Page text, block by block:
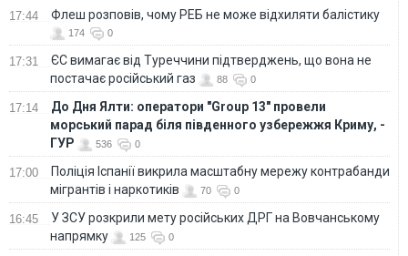
17:44 Флеш розповів, чому РЕБ не може відхиляти балістику
174 0
17:31
ЄС вимагає від Туреччини підтверджень, що вона не
постачає російський газ
88 0
17:14
До Дня Ялти: оператори "Group 13" провели
морський парад біля південного узбережжя Криму, -
ГУР
536 0
17:00
Поліція Іспанії викрила масштабну мережу контрабанди
мігрантів і наркотиків
70 0
16:45
У ЗСУ розкрили мету російських ДРГ на Вовчанському
напрямку
125 0